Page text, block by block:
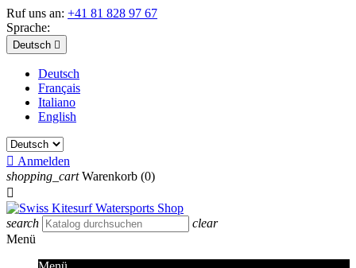
Ruf uns an: +41 81 828 97 67
Sprache:
Deutsch 
Deutsch
Français
Italiano
English
 Anmelden
shopping_cart Warenkorb (0)

search
clear
Menü